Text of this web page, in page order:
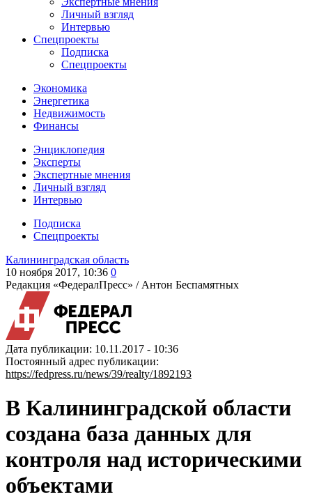
Личный взгляд
Интервью
Спецпроекты
Подписка
Спецпроекты
Экономика
Энергетика
Недвижимость
Финансы
Энциклопедия
Эксперты
Экспертные мнения
Личный взгляд
Интервью
Подписка
Спецпроекты
Калининградская область
10 ноября 2017, 10:36 0
Редакция «ФедералПресс» / Антон Беспамятных
Дата публикации: 10.11.2017 - 10:36
Постоянный адрес публикации:
https://fedpress.ru/news/39/realty/1892193
В Калининградской области
создана база данных для
контроля над историческими
объектами